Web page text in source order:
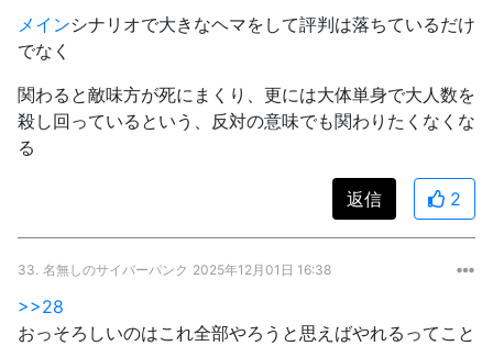
メインシナリオで大きなヘマをして評判は落ちているだけ
でなく
関わると敵味方が死にまくり、更には大体単身で大人数を
殺し回っているという、反対の意味でも関わりたくなくな
る
返信 2
33. 名無しのサイバーパンク 2025年12月01日 16:38
>>28
おっそろしいのはこれ全部やろうと思えばやれるってこと